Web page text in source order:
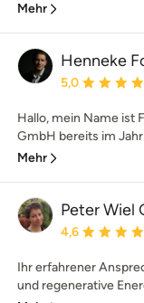
Mehr
Henneke
5,0
Hallo, mein Name ist
GmbH bereits im
Mehr
Peter Wiel
4,6
Ihr erfahrener
und regenerative